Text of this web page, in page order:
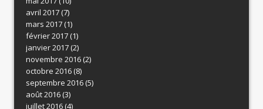
avril 2017(7)
mars 2017(1)
février 2017(1)
janvier 2017(2)
novembre 2016(2)
octobre 2016(8)
septembre 2016(5)
août 2016(3)
juillet 2016(4)